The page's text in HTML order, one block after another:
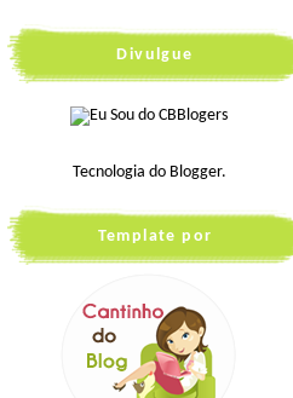
Divulgue
Tecnologia do Blogger.
Template por